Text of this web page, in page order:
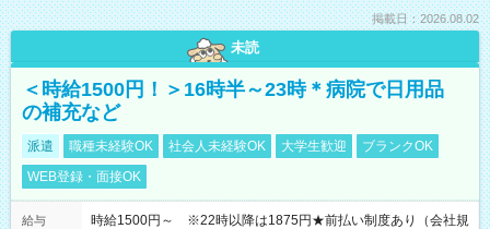
掲載日：2026.08.02
未読
＜時給1500円！＞16時半～23時＊病院で日用品
の補充など
派遣 職種未経験OK 社会人未経験OK 大学生歓迎
ブランクOK
WEB登録・面接OK
給与
時給1500円～ ※22時以降は1875円★前払い制度あり（会社規